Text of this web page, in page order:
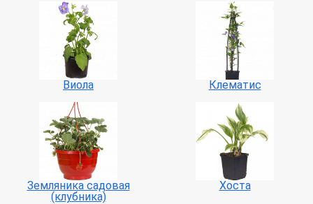
Виола Клематис
Земляника садовая
(клубника)
Хоста